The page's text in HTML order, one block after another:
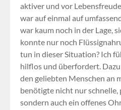
aktiver und vor
war auf einmal auf
war kaum noch in der Lage,
konnte nur noch
tun in dieser Situation? Ich
hilflos und überfordert.
den geliebten Menschen an
benötigte nicht nur schnelle,
sondern auch ein offenes